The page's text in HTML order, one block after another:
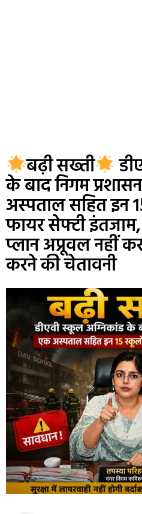
बढ़ी सख्ती
के बाद निगम
अस्पताल सहित इन
फायर सेफ्टी
प्लान अप्रूवल नहीं
करने की चेतावनी